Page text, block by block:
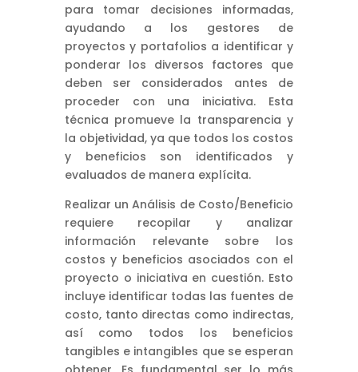
para tomar decisiones informadas,
ayudando a los gestores de
proyectos y portafolios a identificar y
ponderar los diversos factores que
deben ser considerados antes de
proceder con una iniciativa. Esta
técnica promueve la transparencia y
la objetividad, ya que todos los costos
y beneficios son identificados y
evaluados de manera explícita.
Realizar un Análisis de Costo/Beneficio
requiere recopilar y analizar
información relevante sobre los
costos y beneficios asociados con el
proyecto o iniciativa en cuestión. Esto
incluye identificar todas las fuentes de
costo, tanto directas como indirectas,
así como todos los beneficios
tangibles e intangibles que se esperan